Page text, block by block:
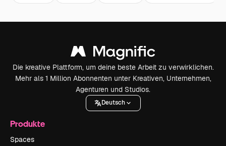
Die kreative Plattform, um deine beste Arbeit zu verwirklichen.
Mehr als 1 Million Abonnenten unter Kreativen, Unternehmen,
Agenturen und Studios.
Deutsch
Produkte
Spaces